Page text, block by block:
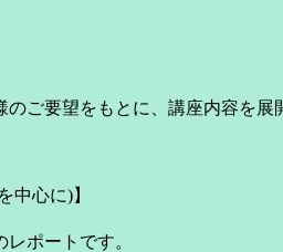
ご要望をもとに、講座内容を展
中心に)】
ポートです。